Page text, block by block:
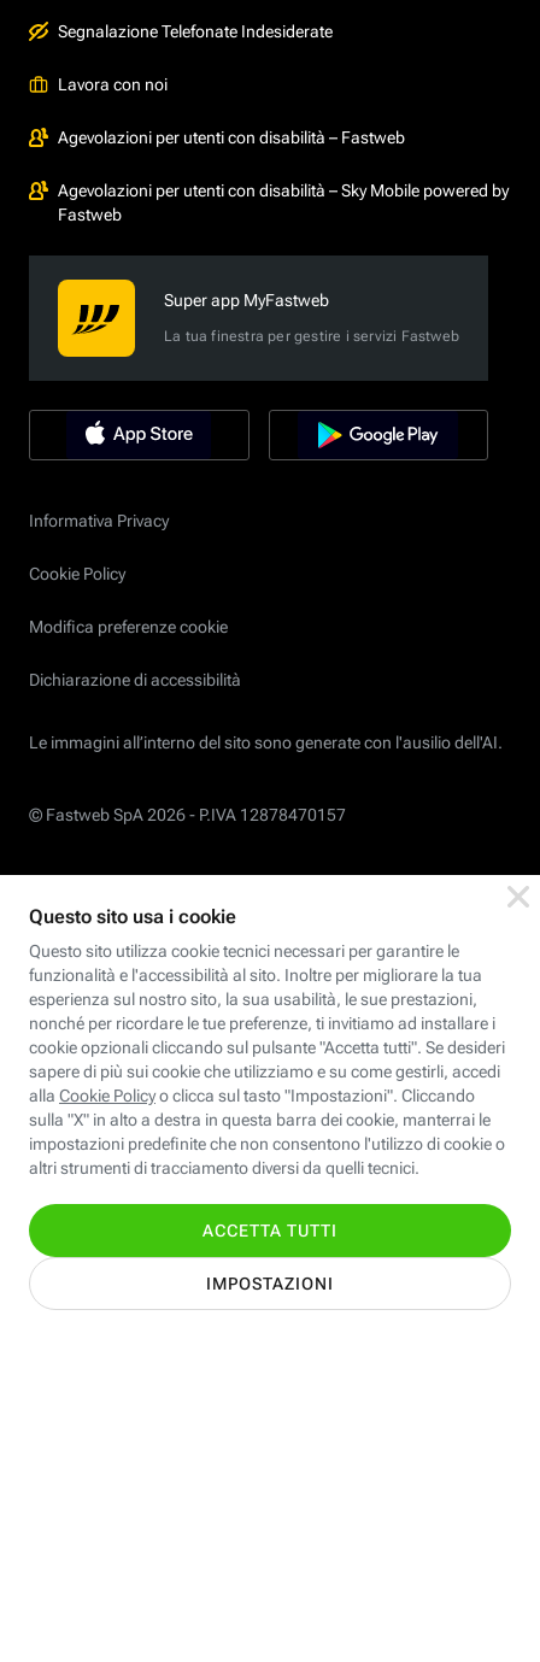
Segnalazione Telefonate Indesiderate
Lavora con noi
Agevolazioni per utenti con disabilità – Fastweb
Agevolazioni per utenti con disabilità – Sky Mobile powered by
Fastweb
Super app MyFastweb
La tua finestra per gestire i servizi Fastweb
Informativa Privacy
Cookie Policy
Modifica preferenze cookie
Dichiarazione di accessibilità
Le immagini all’interno del sito sono generate con l'ausilio dell'AI.
© Fastweb SpA 2026 - P.IVA 12878470157